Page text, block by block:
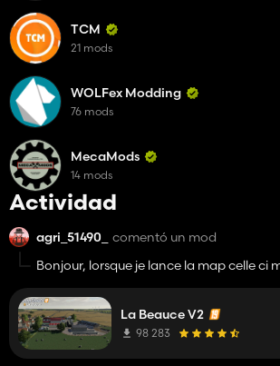
Actividad
agri_51490_ comentó un mod
Bonjour, lorsque je lance la map celle ci
problème ou bien si elle n'est pas
La Beauce V2
98 283
TCM
21 mods
WOLFex Modding
76 mods
MecaMods
14 mods